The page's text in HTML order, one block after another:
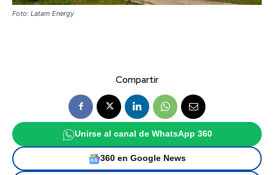
Foto: Latam Energy
Compartir
Unirse al canal de WhatsApp 360
360 en Google News